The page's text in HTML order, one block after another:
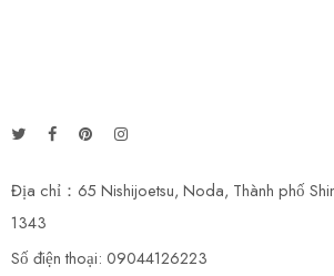
Địa chỉ：65 Nishijoetsu, Noda, Thành phố
1343
Số điện thoại: 09044126223